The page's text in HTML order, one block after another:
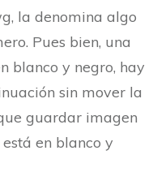
la denomina algo
Pues bien, una
blanco y negro, hay
sin mover la
guardar imagen
en blanco y